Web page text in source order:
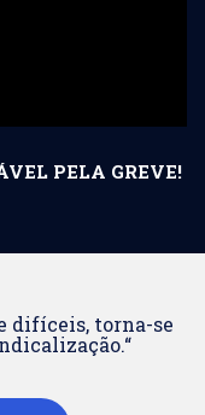
PELA GREVE!
difíceis, torna-se